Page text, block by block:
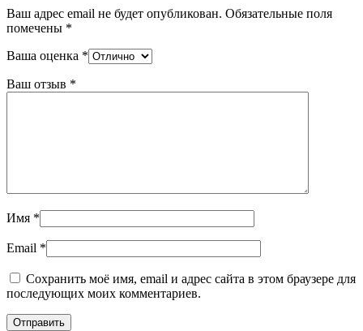
Ваш адрес email не будет опубликован. Обязательные поля
помечены *
Ваша оценка *
Ваш отзыв *
Имя *
Email *
Сохранить моё имя, email и адрес сайта в этом браузере для
последующих моих комментариев.